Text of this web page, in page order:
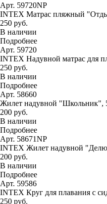
Арт. 59720NP
INTEX Матрас пляжный
250 руб.
В наличии
Подробнее
Арт. 59720
INTEX Надувной матрас для
250 руб.
В наличии
Подробнее
Арт. 58660
Жилет надувной "Школьник",
200 руб.
В наличии
Подробнее
Арт. 58671NP
INTEX Жилет надувной
200 руб.
В наличии
Подробнее
Арт. 59586
INTEX Круг для плавания с
250 руб.